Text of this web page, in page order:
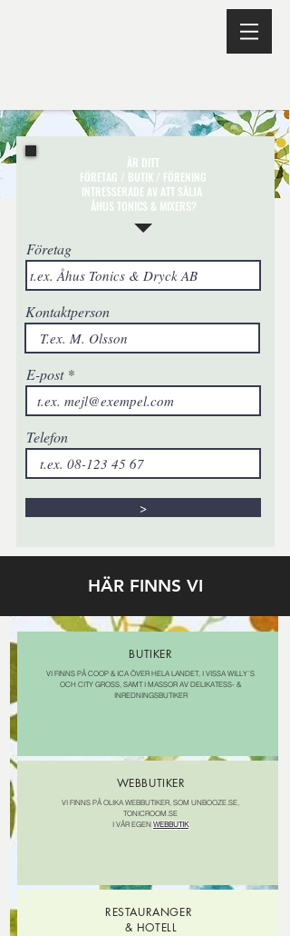
ÄR DITT
FÖRETAG / BUTIK / FÖRENING
INTRESSERADE AV ATT SÄLJA
ÅHUS TONICS & MIXERS?
Företag
Kontaktperson
E-post
Telefon
>
HÄR FINNS VI
BUTIKER
VI FINNS PÅ COOP & ICA ÖVER HELA LANDET, I VISSA WILLY´S
OCH CITY GROSS, SAMT I MASSOR AV DELIKATESS- &
INREDNINGSBUTIKER
WEBBUTIKER
VI FINNS PÅ OLIKA WEBBUTIKER, SOM UNBOOZE.SE,
TONICROOM.SE
I VÅR EGENWEBBUTIK
RESTAURANGER
& HOTELL